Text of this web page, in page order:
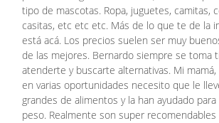
tipo de mascotas. Ropa, juguetes, camitas,
casitas, etc etc etc. Más de lo que te de la
está acá. Los precios suelen ser muy
de las mejores. Bernardo siempre se toma
atenderte y buscarte alternativas. Mi mamá,
en varias oportunidades necesito que le
grandes de alimentos y la han ayudado
peso. Realmente son super